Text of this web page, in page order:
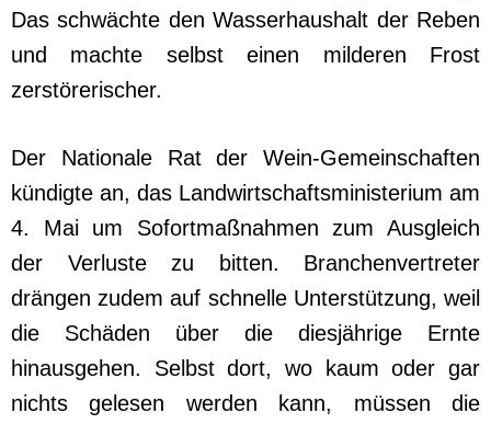
Das schwächte den Wasserhaushalt der Reben
und machte selbst einen milderen Frost
zerstörerischer.
Der Nationale Rat der Wein-Gemeinschaften
kündigte an, das Landwirtschaftsministerium am
4. Mai um Sofortmaßnahmen zum Ausgleich
der Verluste zu bitten. Branchenvertreter
drängen zudem auf schnelle Unterstützung, weil
die Schäden über die diesjährige Ernte
hinausgehen. Selbst dort, wo kaum oder gar
nichts gelesen werden kann, müssen die